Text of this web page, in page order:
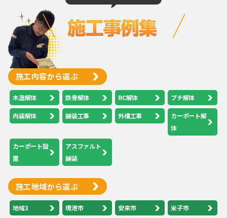
施工内容から選ぶ
木造解体 鉄骨解体 RC解体 プチ解体
内装解体 舗装工事 外構工事
カーポート解
体
カーポート設
置
アスファルト
舗装
施工地域から選ぶ
地域3 境港市 安来市 米子市